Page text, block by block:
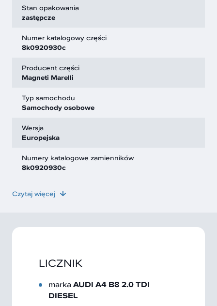
Stan opakowania
zastępcze
Numer katalogowy części
8k0920930c
Producent części
Magneti Marelli
Typ samochodu
Samochody osobowe
Wersja
Europejska
Numery katalogowe zamienników
8k0920930c
Czytaj więcej
LICZNIK
markaAUDI A4 B8 2.0 TDI
DIESEL